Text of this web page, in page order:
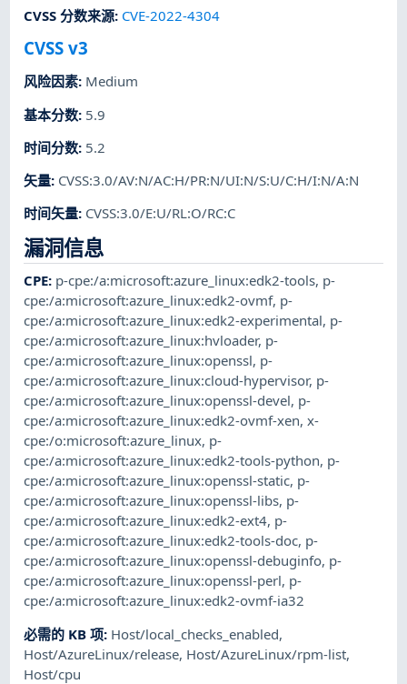
CVSS 分数来源: CVE-2022-4304
CVSS v3
风险因素: Medium
基本分数: 5.9
时间分数: 5.2
矢量: CVSS:3.0/AV:N/AC:H/PR:N/UI:N/S:U/C:H/I:N/A:N
时间矢量: CVSS:3.0/E:U/RL:O/RC:C
漏洞信息
CPE: p-cpe:/a:microsoft:azure_linux:edk2-tools, p-
cpe:/a:microsoft:azure_linux:edk2-ovmf, p-
cpe:/a:microsoft:azure_linux:edk2-experimental, p-
cpe:/a:microsoft:azure_linux:hvloader, p-
cpe:/a:microsoft:azure_linux:openssl, p-
cpe:/a:microsoft:azure_linux:cloud-hypervisor, p-
cpe:/a:microsoft:azure_linux:openssl-devel, p-
cpe:/a:microsoft:azure_linux:edk2-ovmf-xen,x-
cpe:/o:microsoft:azure_linux, p-
cpe:/a:microsoft:azure_linux:edk2-tools-python, p-
cpe:/a:microsoft:azure_linux:openssl-static, p-
cpe:/a:microsoft:azure_linux:openssl-libs, p-
cpe:/a:microsoft:azure_linux:edk2-ext4, p-
cpe:/a:microsoft:azure_linux:edk2-tools-doc, p-
cpe:/a:microsoft:azure_linux:openssl-debuginfo, p-
cpe:/a:microsoft:azure_linux:openssl-perl, p-
cpe:/a:microsoft:azure_linux:edk2-ovmf-ia32
必需的 KB 项: Host/local_checks_enabled,
Host/AzureLinux/release, Host/AzureLinux/rpm-list,
Host/cpu